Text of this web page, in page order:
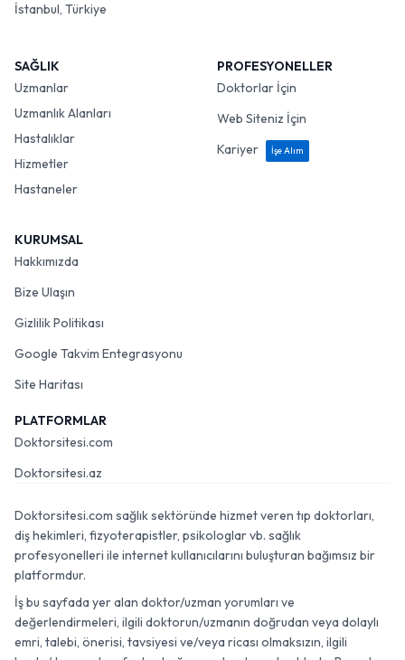
İstanbul, Türkiye
SAĞLIK
Uzmanlar
Uzmanlık Alanları
Hastalıklar
Hizmetler
Hastaneler
PROFESYONELLER
Doktorlar İçin
Web Siteniz İçin
Kariyer
İşe Alım
KURUMSAL
Hakkımızda
Bize Ulaşın
Gizlilik Politikası
Google Takvim Entegrasyonu
Site Haritası
PLATFORMLAR
Doktorsitesi.com
Doktorsitesi.az
Doktorsitesi.com sağlık sektöründe hizmet veren tıp doktorları,
diş hekimleri, fizyoterapistler, psikologlar vb. sağlık
profesyonelleri ile internet kullanıcılarını buluşturan bağımsız bir
platformdur.
İş bu sayfada yer alan doktor/uzman yorumları ve
değerlendirmeleri, ilgili doktorun/uzmanın doğrudan veya dolaylı
emri, talebi, önerisi, tavsiyesi ve/veya ricası olmaksızın, ilgili